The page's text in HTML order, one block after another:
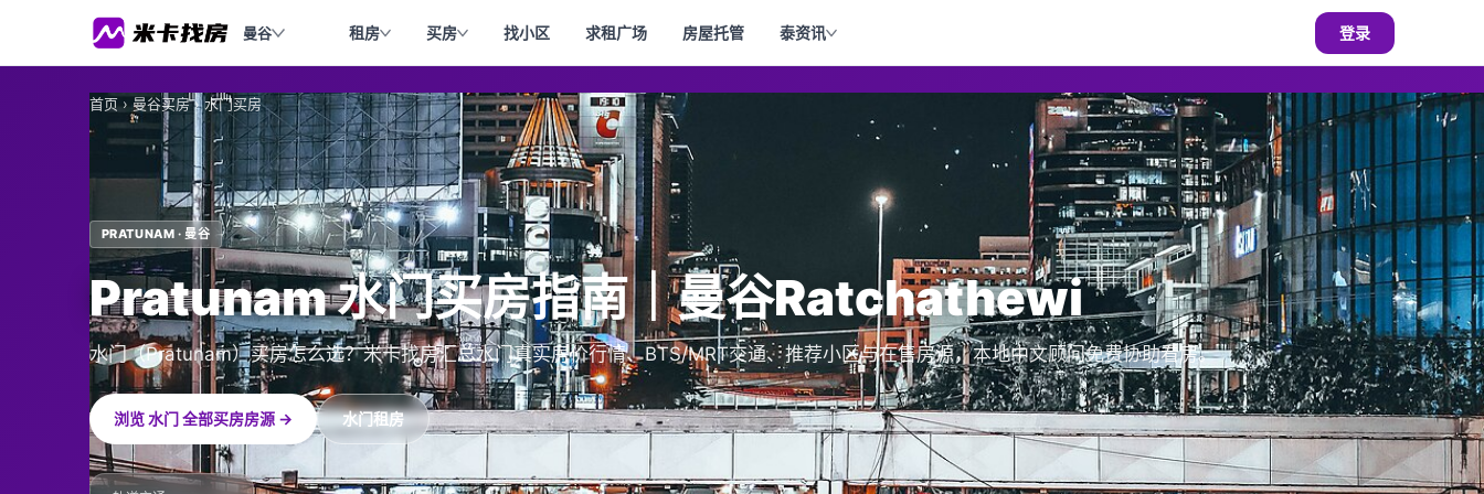
曼谷 租房 买房 找小区 求租广场 房屋托管 泰资讯 登录
首页› 曼谷买房›水门买房
PRATUNAM · 曼谷
Pratunam 水门买房指南｜曼谷Ratchathewi
水门（Pratunam）买房怎么选？米卡找房汇总水门真实房价行情、BTS/MRT交通、推荐小区与在售房源，本地中文顾问免费协助看房。
浏览 水门 全部买房房源 → 水门租房